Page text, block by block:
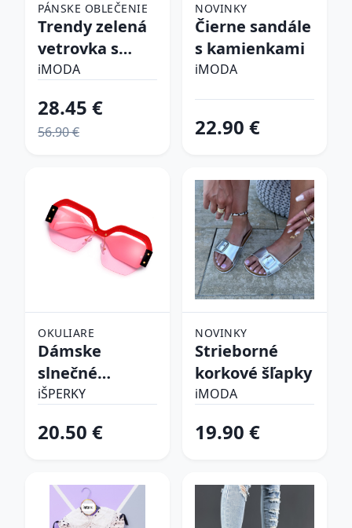
PÁNSKE OBLEČENIE
Trendy zelená
vetrovka s
kapucňou
iMODA
28.45 €
56.90 €
NOVINKY
Čierne sandále
s kamienkami
iMODA
22.90 €
OKULIARE
Dámske
slnečné
okuliare
iŠPERKY
20.50 €
NOVINKY
Strieborné
korkové šľapky
iMODA
19.90 €